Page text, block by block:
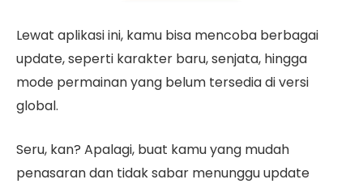
Lewat aplikasi ini, kamu bisa mencoba berbagai
update, seperti karakter baru, senjata, hingga
mode permainan yang belum tersedia di versi
global.
Seru, kan? Apalagi, buat kamu yang mudah
penasaran dan tidak sabar menunggu update